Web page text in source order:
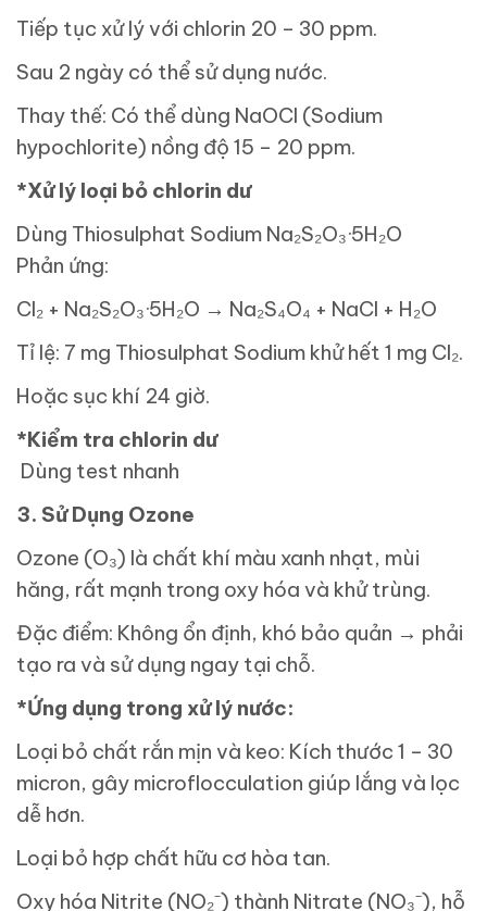
Tiếp tục xử lý với chlorin 20 – 30 ppm.
Sau 2 ngày có thể sử dụng nước.
Thay thế: Có thể dùng NaOCl (Sodium
hypochlorite) nồng độ 15 – 20 ppm.
*Xử lý loại bỏ chlorin dư
Dùng Thiosulphat Sodium Na₂S₂O₃·5H₂O
Phản ứng:
Cl₂ + Na₂S₂O₃·5H₂O → Na₂S₄O₄ + NaCl + H₂O
Tỉ lệ: 7 mg Thiosulphat Sodium khử hết 1 mg Cl₂.
Hoặc sục khí 24 giờ.
*Kiểm tra chlorin dư
Dùng test nhanh
3. Sử Dụng Ozone
Ozone (O₃) là chất khí màu xanh nhạt, mùi
hăng, rất mạnh trong oxy hóa và khử trùng.
Đặc điểm: Không ổn định, khó bảo quản → phải
tạo ra và sử dụng ngay tại chỗ.
*Ứng dụng trong xử lý nước:
Loại bỏ chất rắn mịn và keo: Kích thước 1 – 30
micron, gây microflocculation giúp lắng và lọc
dễ hơn.
Loại bỏ hợp chất hữu cơ hòa tan.
Oxy hóa Nitrite (NO₂⁻) thành Nitrate (NO₃⁻), hỗ